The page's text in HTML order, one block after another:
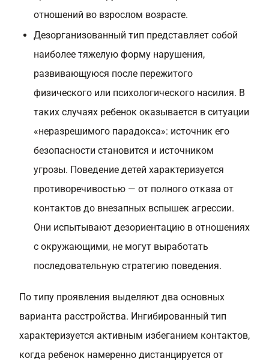
отношений во взрослом возрасте.
Дезорганизованный тип представляет собой
наиболее тяжелую форму нарушения,
развивающуюся после пережитого
физического или психологического насилия. В
таких случаях ребенок оказывается в ситуации
«неразрешимого парадокса»: источник его
безопасности становится и источником
угрозы. Поведение детей характеризуется
противоречивостью — от полного отказа от
контактов до внезапных вспышек агрессии.
Они испытывают дезориентацию в отношениях
с окружающими, не могут выработать
последовательную стратегию поведения.
По типу проявления выделяют два основных
варианта расстройства. Ингибированный тип
характеризуется активным избеганием контактов,
когда ребенок намеренно дистанцируется от